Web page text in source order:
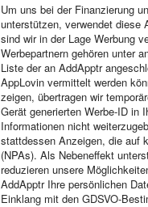
Um uns bei der Finanzierung
unterstützen, verwendet diese
sind wir in der Lage Werbung
Werbepartnern gehören unter
Liste der an AddApptr
AppLovin vermittelt werden
zeigen, übertragen wir
Gerät generierten Werbe-ID in
Informationen nicht
stattdessen Anzeigen, die auf
(NPAs). Als Nebeneffekt
reduzieren unsere
AddApptr Ihre persönlichen
Einklang mit den GDSVO-